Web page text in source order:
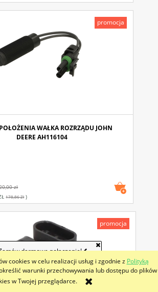
cookies w celu realizacji usług i zgodnie z Polityką
warunki przechowywania lub dostępu do plików
w Twojej przeglądarce.
WAŁKA ROZRZĄDU JOHN
DEERE AH116104
zł
178,86 Zł)
promocja
promocja
darmowe połączenie!